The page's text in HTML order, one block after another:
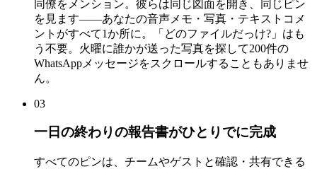
同僚をメンション。彼らは同じ図面を開き、同じピン
を見ます——あなたの音声メモ・写真・テキストコメ
ントがすべて1か所に。「どのファイルだっけ?」はも
う不要。火曜に誰かが送った写真を探して200件の
WhatsAppメッセージをスクロールすることもありませ
ん。
03
一日の終わりの報告書がひとりでに完成
すべてのピンは、チームやゲストと確認・共有できる